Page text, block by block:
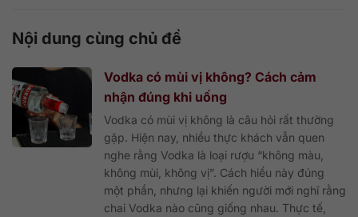
Nội dung cùng chủ đề
Vodka có mùi vị không? Cách cảm
nhận đúng khi uống
Vodka có mùi vị không là câu hỏi rất thường
gặp. Hiện nay, nhiều thực khách vẫn quen
nghe rằng Vodka là loại rượu “không màu,
không mùi, không vị”. Cách hiểu này đúng
một phần, nhưng lại khiến người mới nghĩ rằng
chai Vodka nào cũng giống nhau. Thực tế,